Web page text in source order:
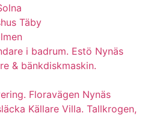
Täby
i badrum. Estö Nynäs
& bänkdiskmaskin.
Floravägen Nynäs
Källare Villa. Tallkrogen,